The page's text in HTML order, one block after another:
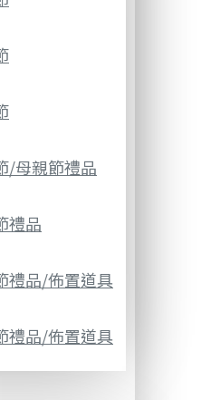
/母親節禮品
禮品
禮品/佈置道具
禮品/佈置道具